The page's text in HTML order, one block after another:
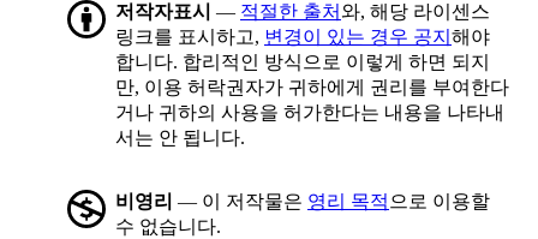
저작자표시 — 적절한 출처와, 해당 라이센스
링크를 표시하고, 변경이 있는 경우 공지 해야
합니다. 합리적인 방식으로 이렇게 하면 되지
만, 이용 허락권자가 귀하에게 권리를 부여한다
거나 귀하의 사용을 허가한다는 내용을 나타내
서는 안 됩니다.
비영리 — 이 저작물은 영리 목적 으로 이용할
수 없습니다.